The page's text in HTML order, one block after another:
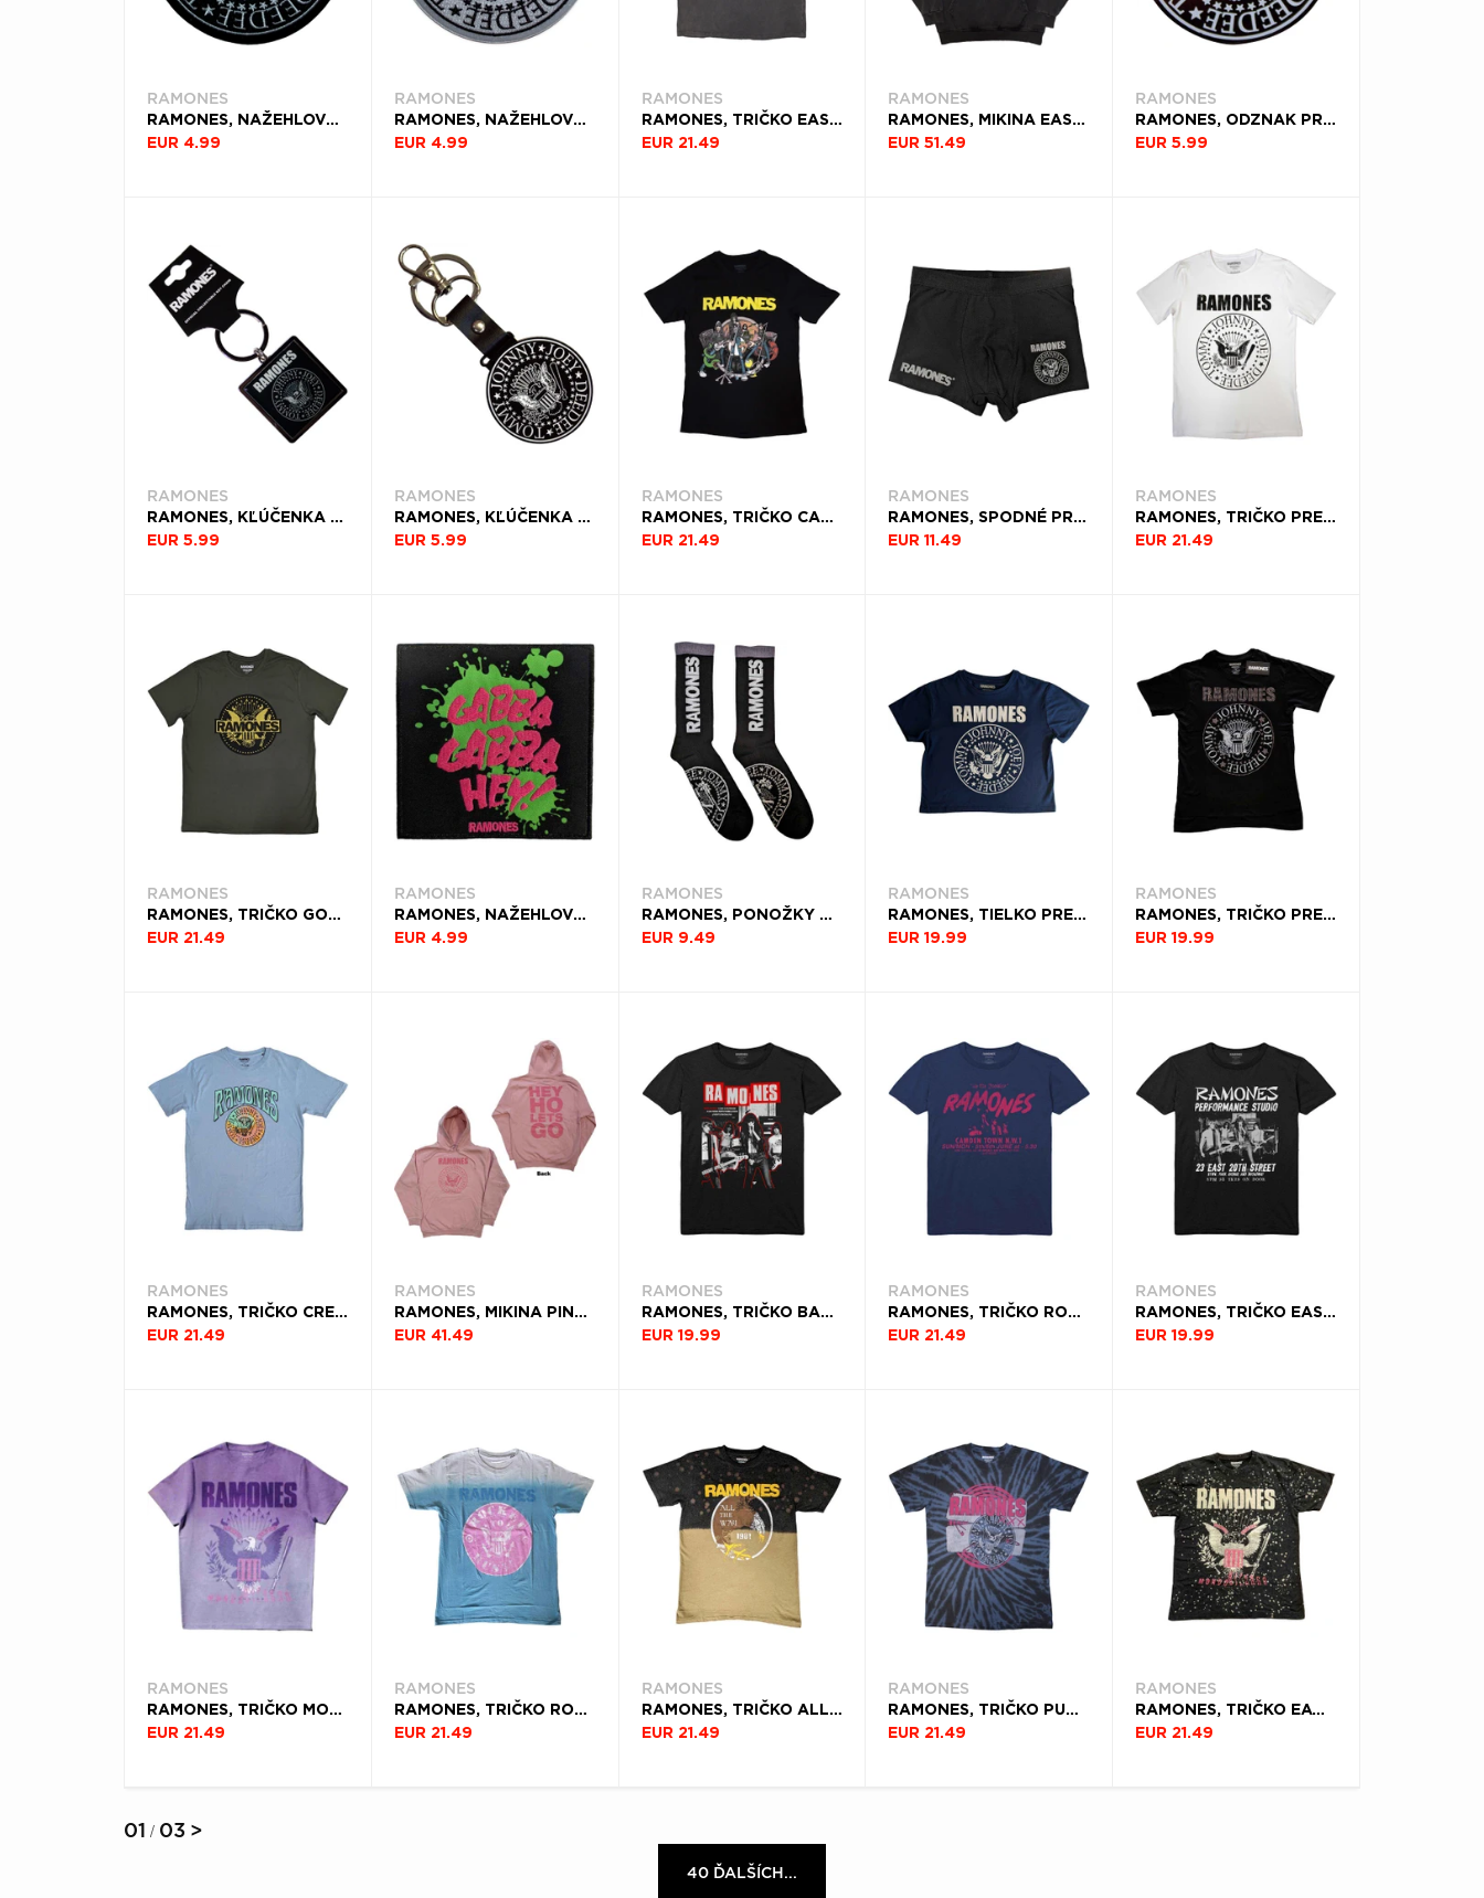
RAMONES
RAMONES, NAŽEHLOVAČKA PRESIDENTIAL SEAL BLACK, ČIERNA
EUR 4.99
RAMONES
RAMONES, NAŽEHLOVAČKA PRESIDENTIAL SEAL WHITE, BIELA
EUR 4.99
RAMONES
RAMONES, TRIČKO EAST VILLAGE, UNISEX, ŠEDÁ
EUR 21.49
RAMONES
RAMONES, MIKINA EAST VILLAGE, UNISEX, ŠEDÁ
EUR 51.49
RAMONES
RAMONES, ODZNAK PRESIDENTIAL SEAL EMBLEM
EUR 5.99
RAMONES
RAMONES, KĽÚČENKA PRESIDENTIAL SEAL
EUR 5.99
RAMONES
RAMONES, KĽÚČENKA PRESIDENTIAL SEAL EMBLEM
EUR 5.99
RAMONES
RAMONES, TRIČKO CARTOON BAND, UNISEX, ČIERNA
EUR 21.49
RAMONES
RAMONES, SPODNÉ PRÁDLO PRESIDENTIAL SEAL, UNISEX, ČIERNA
EUR 11.49
RAMONES
RAMONES, TRIČKO PRESIDENTIAL SEAL, ŽENA, BIELA
EUR 21.49
RAMONES
RAMONES, TRIČKO GOLD SEAL, UNISEX, ZELENÁ
EUR 21.49
RAMONES
RAMONES, NAŽEHLOVAČKA GABBA GABBA, HEY
EUR 4.99
RAMONES
RAMONES, PONOŽKY PRESIDENTIAL SEAL, UNISEX, ČIERNA
EUR 9.49
RAMONES
RAMONES, TIELKO PRESIDENTIAL SEAL, ŽENA, MODRÁ
EUR 19.99
RAMONES
RAMONES, TRIČKO PRESIDENTIAL SEAL, DIEŤA, ČIERNA
EUR 19.99
RAMONES
RAMONES, TRIČKO CREST PSYCH, UNISEX, MODRÁ
EUR 21.49
RAMONES
RAMONES, MIKINA PINK HEY HO SEAL, UNISEX, RUŽOVÁ
EUR 41.49
RAMONES
RAMONES, TRIČKO BARCELONA, UNISEX, ČIERNA
EUR 19.99
RAMONES
RAMONES, TRIČKO ROUNDHOUSE, UNISEX, MODRÁ
EUR 21.49
RAMONES
RAMONES, TRIČKO EAST VILLAGE, UNISEX, ČIERNA
EUR 19.99
RAMONES
RAMONES, TRIČKO MONDO BIZARRO, UNISEX, FIALOVÁ
EUR 21.49
RAMONES
RAMONES, TRIČKO ROCKET TO RUSSIA, UNISEX, MODRÁ
EUR 21.49
RAMONES
RAMONES, TRIČKO ALL THE WAY, UNISEX, ČIERNA
EUR 21.49
RAMONES
RAMONES, TRIČKO PUNK PATCH, UNISEX, MODRÁ
EUR 21.49
RAMONES
RAMONES, TRIČKO EAGLE, UNISEX, ČIERNA
EUR 21.49
01 / 03 >
40 ĎALŠÍCH...